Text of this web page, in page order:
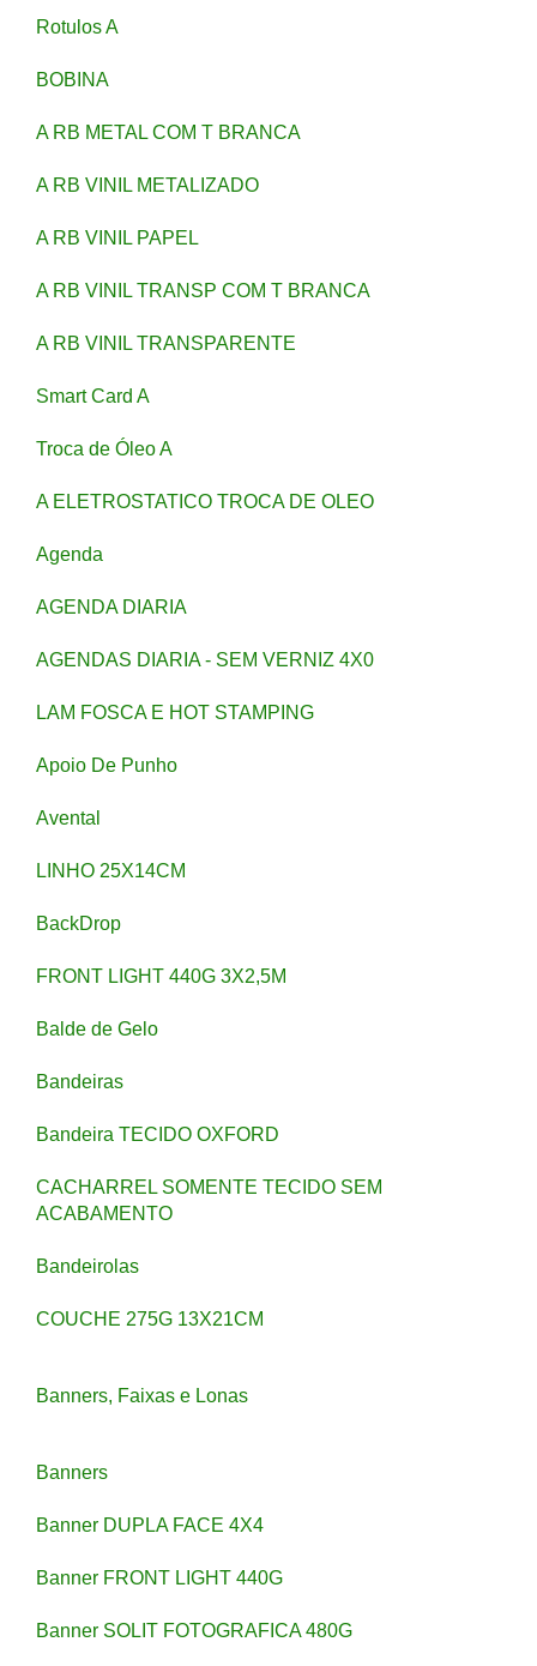
Rotulos A
BOBINA
A RB METAL COM T BRANCA
A RB VINIL METALIZADO
A RB VINIL PAPEL
A RB VINIL TRANSP COM T BRANCA
A RB VINIL TRANSPARENTE
Smart Card A
Troca de Óleo A
A ELETROSTATICO TROCA DE OLEO
Agenda
AGENDA DIARIA
AGENDAS DIARIA - SEM VERNIZ 4X0
LAM FOSCA E HOT STAMPING
Apoio De Punho
Avental
LINHO 25X14CM
BackDrop
FRONT LIGHT 440G 3X2,5M
Balde de Gelo
Bandeiras
Bandeira TECIDO OXFORD
CACHARREL SOMENTE TECIDO SEM
ACABAMENTO
Bandeirolas
COUCHE 275G 13X21CM
Banners, Faixas e Lonas
Banners
Banner DUPLA FACE 4X4
Banner FRONT LIGHT 440G
Banner SOLIT FOTOGRAFICA 480G